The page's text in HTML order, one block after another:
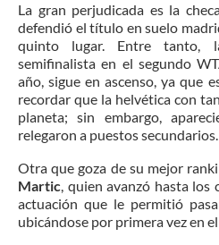
La gran perjudicada es la
defendió el título en suelo
quinto lugar. Entre tanto,
semifinalista en el segundo
año, sigue en ascenso, ya que
recordar que la helvética con
planeta; sin embargo,
relegaron a puestos secundarios.
Otra que goza de su mejor
Martic, quien avanzó hasta
actuación que le permitió
ubicándose por primera vez en